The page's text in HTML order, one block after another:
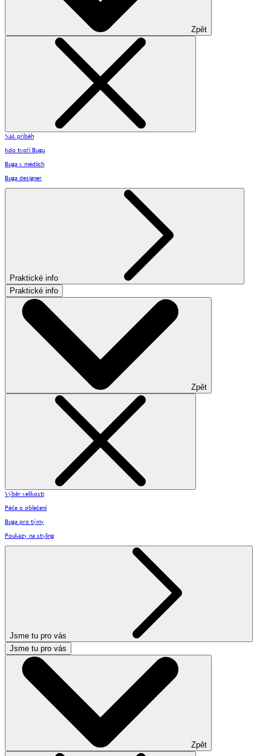
Zpět
Náš příběh
Kdo tvoří Bugu
Buga v médiích
Buga designer
Praktické info
Praktické info
Zpět
Výběr velikosti
Péče o oblečení
Buga pro týmy
Poukazy na styling
Jsme tu pro vás
Jsme tu pro vás
Zpět